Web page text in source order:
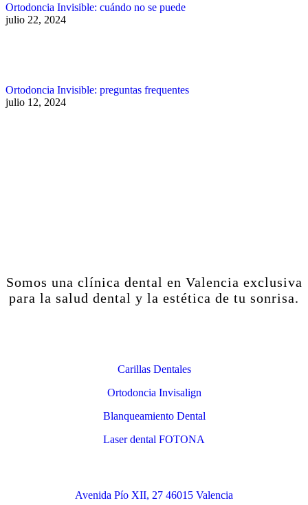
Ortodoncia Invisible: cuándo no se puede
julio 22, 2024
Ortodoncia Invisible: preguntas frequentes
julio 12, 2024
Somos una clínica dental en Valencia exclusiva
para la salud dental y la estética de tu sonrisa.
Carillas Dentales
Ortodoncia Invisalign
Blanqueamiento Dental
Laser dental FOTONA
Avenida Pío XII, 27 46015 Valencia